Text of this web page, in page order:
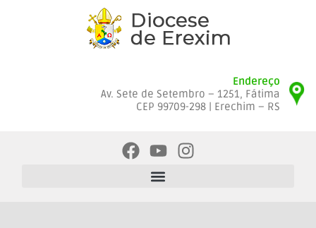
Endereço
Av. Sete de Setembro – 1251, Fátima
CEP 99709-298 | Erechim – RS